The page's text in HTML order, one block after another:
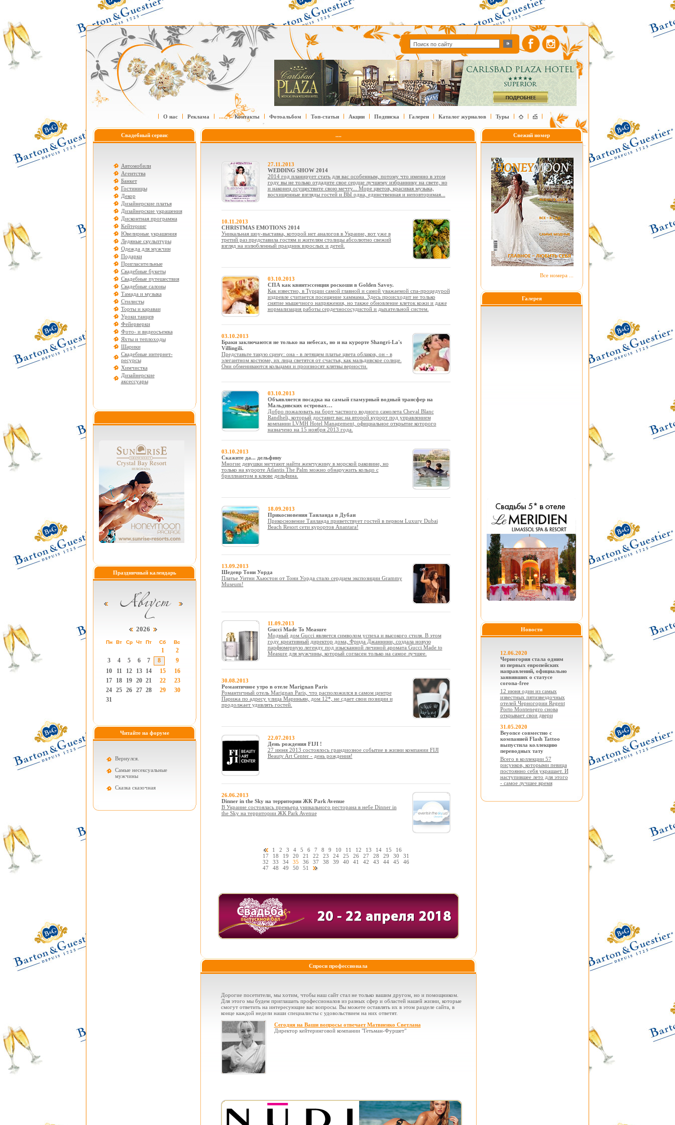
О нас Реклама .... Контакты Фотоальбом Топ-статьи Акции Подписка Галереи Каталог журналов Туры
Свадебный сервис
Автомобили
Агентства
Банкет
Гостиницы
Декор
Дизайнерские платья
Дизайнерские украшения
Дисконтная программа
Кейтеринг
Ювелирные украшения
Ледяные скульптуры
Одежда для мужчин
Подарки
Пригласительные
Свадебные букеты
Свадебные путешествия
Свадебные салоны
Тамада и музыка
Стилисты
Торты и караваи
Уроки танцев
Фейерверки
Фото- и видеосъемка
Яхты и теплоходы
Шарики
Свадебные интернет-
ресурсы
Химчистка
Дизайнерские
аксессуары
Праздничный календарь
2026
Пн Вт Ср Чт Пт Сб Вс
1
2
3
4 5 6 7 8
9
10
11 12 13 14 15
16
17
18 19 20 21 22
23
24 25 26 27 28 29
30
31
Читайте на форуме
Вернулся.
Самые несексуальные
мужчины
Cказка сказочная
....
27.11.2013
WEDDING SHOW 2014
2014 год планирует стать для вас особенным, потому что именно в этом
году вы не только отдадите свое сердце лучшему избраннику на свете, но
и наконец осуществите свою мечту... Море цветов, красивая музыка,
восхищенные взгляды гостей и ВЫ одна, единственная и неповторимая...
10.11.2013
CHRISTMAS EMOTIONS 2014
Уникальная шоу-выставка, которой нет аналогов в Украине, вот уже в
третий раз представила гостям и жителям столицы абсолютно свежий
взгляд на излюбленный праздник взрослых и детей.
03.10.2013
СПА как квинтэссенция роскоши в Golden Savoy.
Как известно, в Турции самой главной и самой уважаемой спа-процедурой
издревле считается посещение хаммама. Здесь происходит не только
снятие мышечного напряжения, но также обновление клеток кожи и даже
нормализация работы сердечнососудистой и дыхательной систем.
03.10.2013
Браки заключаются не только на небесах, но и на курорте Shangri-La's
Villingili.
Представьте такую сцену: она - в летящем платье цвета облаков, он - в
элегантном костюме, их лица светятся от счастья, как мальдивское солнце.
Они обмениваются кольцами и произносят клятвы верности.
03.10.2013
Объявляется посадка на самый гламурный водный трансфер на
Мальдивских островах…
Добро пожаловать на борт частного водного самолета Cheval Blanc
Randheli, который доставит вас на второй курорт под управлением
компании LVMH Hotel Management, официальное открытие которого
назначено на 15 ноября 2013 года.
03.10.2013
Скажите да... дельфину
Многие девушки мечтают найти жемчужину в морской раковине, но
только на курорте Atlantis The Palm можно обнаружить кольцо с
бриллиантом в клюве дельфина.
18.09.2013
Прикосновения Таиланда в Дубаи
Прикосновение Таиланда приветствует гостей в первом Luxury Dubai
Beach Resort сети курортов Anantara!
13.09.2013
Шедевр Тони Уорда
Платье Уитни Хьюстон от Тони Уорда стало сердцем экспозиции Grammy
Museum!
11.09.2013
Gucci Made To Measure
Модный дом Gucci является символом успеха и высокого стиля. В этом
году креативный директор дома, Фрида Джаннини, создала новую
парфюмерную легенду под изысканной личиной аромата Gucci Made to
Measure для мужчины, который согласен только на самое лучшее.
30.08.2013
Романтичное утро в отеле Marignan Paris
Романтичный отель Marignan Paris, что расположился в самом центре
Парижа по адресу улица Мариньян, дом 12*, не сдает свои позиции и
продолжает удивлять гостей.
22.07.2013
День рождения FIJI !
27 июня 2013 состоялось грандиозное событие в жизни компании FIJI
Beauty Art Center - день рождения!
26.06.2013
Dinner in the Sky на территории ЖК Park Avenue
В Украине состоялась премьера уникального ресторана в небе Dinner in
the Sky на территории ЖК Park Avenue
1 2 3 4 5 6 7 8 9 10 11 12 13 14 15
16
17
18 19 20 21 22 23 24 25 26 27 28 29 30
31
32
33 34 35 36 37 38 39 40 41 42 43 44 45
46
47
48 49 50 51
Спроси профессионала
Дорогие посетители, мы хотим, чтобы наш сайт стал не только вашим другом, но и помощником.
Для этого мы будем приглашать профессионалов из разных сфер и областей нашей жизни, которые
смогут ответить на интересующие вас вопросы. Вы можете оставлять их в этом разделе сайта, в
конце каждой недели наши специалисты с удовольствием на них ответят.
Сегодня на Ваши вопросы отвечает Матвиенко Светлана
Директор кейтеринговой компании "Гетьман-Фуршет"
Свежий номер
Все номера ...
Галерея
Новости
12.06.2020
Черногория стала одним
из первых европейских
направлений, официально
заявивших о статусе
corona-free
12 июня один из самых
известных пятизвездочных
отелей Черногории Regent
Porto Montenegro снова
открывает свои двери
31.05.2020
Beyonce совместно с
компанией Flash Tattoo
выпустила коллекцию
переводных тату
Всего в коллекции 57
рисунков, которыми певица
постоянно себя украшает. И
наступившее лето для этого
- самое лучшее время